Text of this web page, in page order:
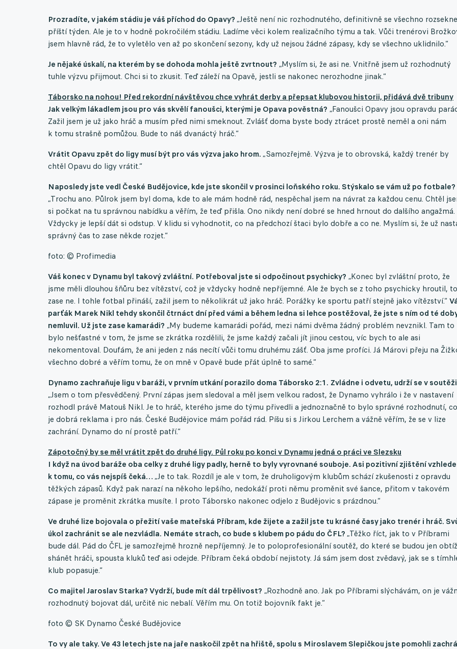
Prozradíte, v jakém stádiu je váš příchod do Opavy? „Ještě není nic rozhodnutého, definitivně se všechno rozsekne
příští týden. Ale je to v hodně pokročilém stádiu. Ladíme věci kolem realizačního týmu a tak. Vůči trenérovi
jsem hlavně rád, že to vyletělo ven až po skončení sezony, kdy už nejsou žádné zápasy, kdy se všechno uklidnilo.“
Je nějaké úskalí, na kterém by se dohoda mohla ještě zvrtnout? „Myslím si, že asi ne. Vnitřně jsem už rozhodnutý
tuhle výzvu přijmout. Chci si to zkusit. Teď záleží na Opavě, jestli se nakonec nerozhodne jinak.“
Táborsko na nohou! Před rekordní návštěvou chce vyhrát derby a přepsat klubovou historii, přidává dvě tribuny
Jak velkým lákadlem jsou pro vás skvělí fanoušci, kterými je Opava pověstná? „Fanoušci Opavy jsou opravdu
Zažil jsem je už jako hráč a musím před nimi smeknout. Zvlášť doma byste body ztrácet prostě neměl a oni nám
k tomu strašně pomůžou. Bude to náš dvanáctý hráč.“
Vrátit Opavu zpět do ligy musí být pro vás výzva jako hrom. „Samozřejmě. Výzva je to obrovská, každý trenér by
chtěl Opavu do ligy vrátit.“
Naposledy jste vedl České Budějovice, kde jste skončil v prosinci loňského roku. Stýskalo se vám už po fotbale?
„Trochu ano. Půlrok jsem byl doma, kde to ale mám hodně rád, nespěchal jsem na návrat za každou cenu. Chtěl
si počkat na tu správnou nabídku a věřím, že teď přišla. Ono nikdy není dobré se hned hrnout do dalšího angažmá.
Vždycky je lepší dát si odstup. V klidu si vyhodnotit, co na předchozí štaci bylo dobře a co ne. Myslím si, že už
správný čas to zase někde rozjet.“
foto: © Profimedia
Váš konec v Dynamu byl takový zvláštní. Potřeboval jste si odpočinout psychicky? „Konec byl zvláštní proto, že
jsme měli dlouhou šňůru bez vítězství, což je vždycky hodně nepříjemné. Ale že bych se z toho psychicky hroutil, to
zase ne. I tohle fotbal přináší, zažil jsem to několikrát už jako hráč. Porážky ke sportu patří stejně jako vítězství.“
parťák Marek Nikl tehdy skončil čtrnáct dní před vámi a během ledna si lehce postěžoval, že jste s ním od té
nemluvil. Už jste zase kamarádi? „My budeme kamarádi pořád, mezi námi dvěma žádný problém nevznikl. Tam to
bylo nešťastné v tom, že jsme se zkrátka rozdělili, že jsme každý začali jít jinou cestou, víc bych to ale asi
nekomentoval. Doufám, že ani jeden z nás necítí vůči tomu druhému zášť. Oba jsme profíci. Já Márovi přeju na
všechno dobré a věřím tomu, že on mně v Opavě bude přát úplně to samé.“
Dynamo zachraňuje ligu v baráži, v prvním utkání porazilo doma Táborsko 2:1. Zvládne i odvetu, udrží se v
„Jsem o tom přesvědčený. První zápas jsem sledoval a měl jsem velkou radost, že Dynamo vyhrálo i že v nastavení
rozhodl právě Matouš Nikl. Je to hráč, kterého jsme do týmu přivedli a jednoznačně to bylo správné rozhodnutí,
je dobrá reklama i pro nás. České Budějovice mám pořád rád. Píšu si s Jirkou Lerchem a vážně věřím, že se v lize
zachrání. Dynamo do ní prostě patří.“
Zápotočný by se měl vrátit zpět do druhé ligy. Půl roku po konci v Dynamu jedná o práci ve Slezsku
I když na úvod baráže oba celky z druhé ligy padly, herně to byly vyrovnané souboje. Asi pozitivní zjištění
k tomu, co vás nejspíš čeká… „Je to tak. Rozdíl je ale v tom, že druholigovým klubům schází zkušenosti z opravdu
těžkých zápasů. Když pak narazí na někoho lepšího, nedokáží proti němu proměnit své šance, přitom v takovém
zápase je proměnit zkrátka musíte. I proto Táborsko nakonec odjelo z Budějovic s prázdnou.“
Ve druhé lize bojovala o přežití vaše mateřská Příbram, kde žijete a zažil jste tu krásné časy jako trenér i hráč.
úkol zachránit se ale nezvládla. Nemáte strach, co bude s klubem po pádu do ČFL? „Těžko říct, jak to v Příbrami
bude dál. Pád do ČFL je samozřejmě hrozně nepříjemný. Je to poloprofesionální soutěž, do které se budou jen
shánět hráči, spousta kluků teď asi odejde. Příbram čeká období nejistoty. Já sám jsem dost zvědavý, jak se s
klub popasuje.“
Co majitel Jaroslav Starka? Vydrží, bude mít dál trpělivost? „Rozhodně ano. Jak po Příbrami slýchávám, on je
rozhodnutý bojovat dál, určitě nic nebalí. Věřím mu. On totiž bojovník fakt je.“
foto © SK Dynamo České Budějovice
To vy ale taky. Ve 43 letech jste na jaře naskočil zpět na hřiště, spolu s Miroslavem Slepičkou jste pomohli